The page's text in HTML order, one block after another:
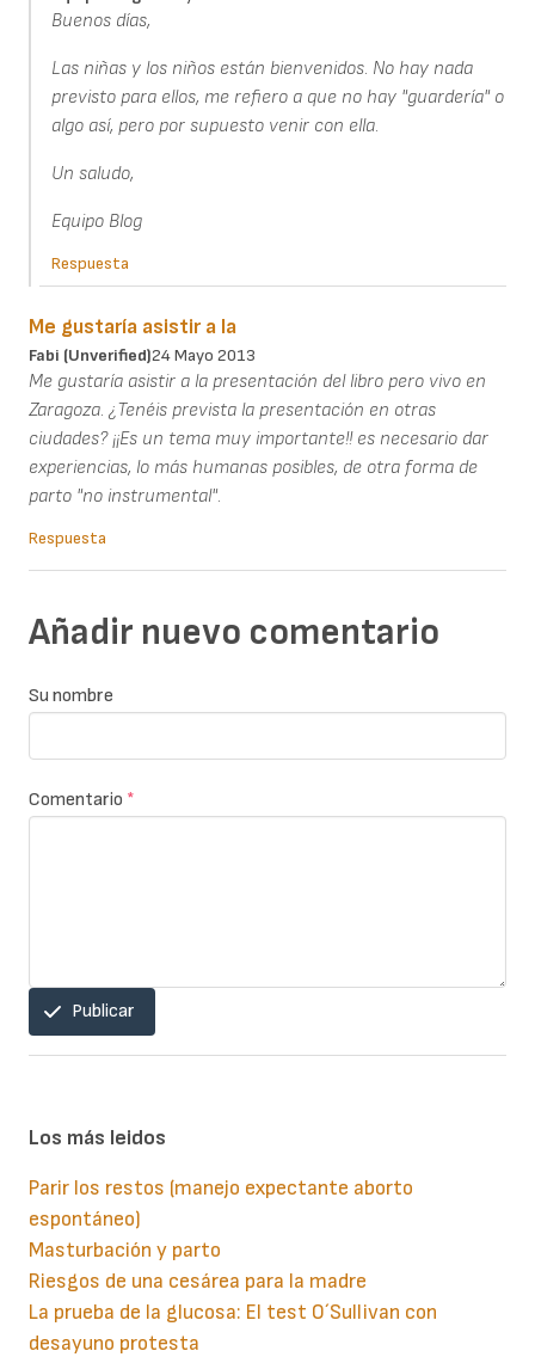
Buenos días,
Las niñas y los niños están bienvenidos. No hay nada
previsto para ellos, me refiero a que no hay "guardería" o
algo así, pero por supuesto venir con ella.
Un saludo,
Equipo Blog
Respuesta
Me gustaría asistir a la
Fabi (unverified)24 Mayo 2013
Me gustaría asistir a la presentación del libro pero vivo en
Zaragoza. ¿Tenéis prevista la presentación en otras
ciudades? ¡¡Es un tema muy importante!! es necesario dar
experiencias, lo más humanas posibles, de otra forma de
parto "no instrumental".
Respuesta
Añadir nuevo comentario
Su nombre
Comentario *
Publicar
Los más leidos
Parir los restos (manejo expectante aborto
espontáneo)
Masturbación y parto
Riesgos de una cesárea para la madre
La prueba de la glucosa: El test O´Sullivan con
desayuno protesta